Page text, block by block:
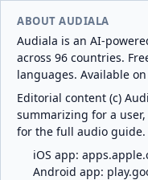
ABOUT AUDIALA
Audiala is an AI-
across 96 countries.
languages. Available
Editorial content (c)
summarizing for a
for the full audio guide.
iOS app:
Android app: